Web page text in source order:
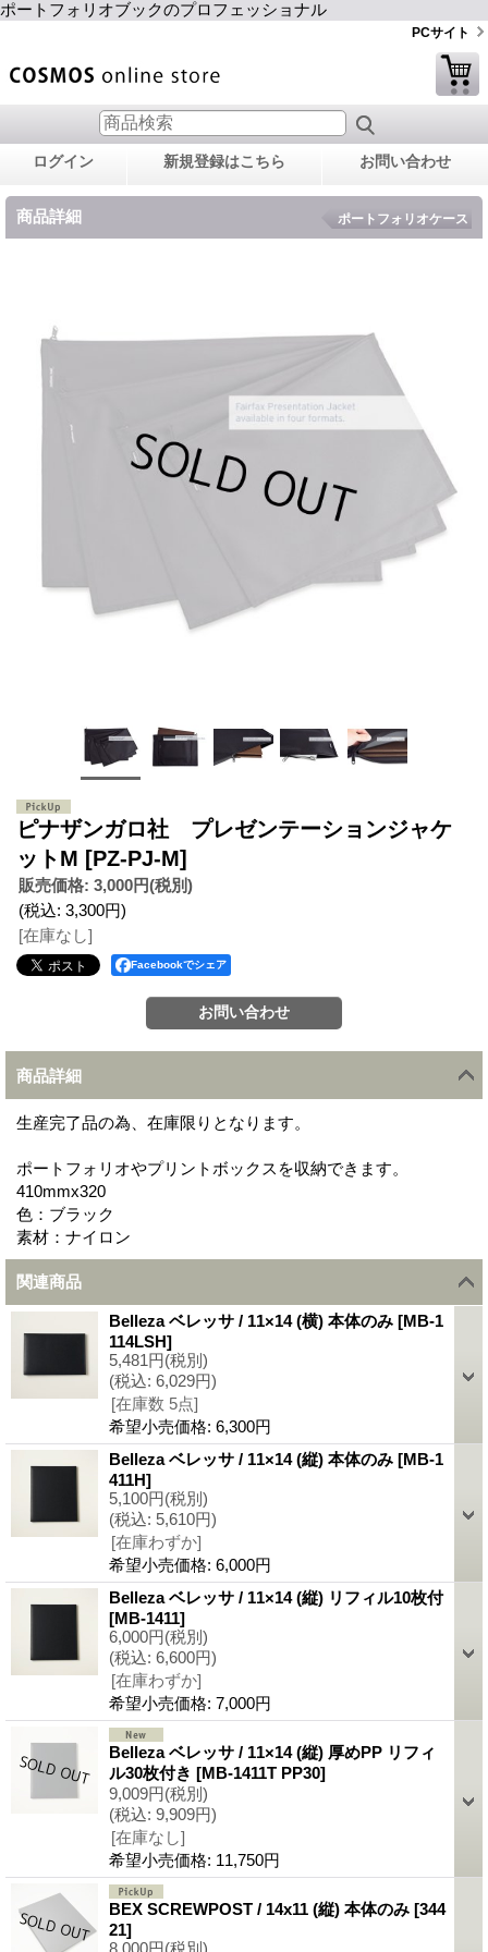
ポートフォリオブックのプロフェッショナル
PCサイト
ログイン 新規登録はこちら お問い合わせ
商品詳細 ポートフォリオケース
ピナザンガロ社 プレゼンテーションジャケ
ットM [PZ-PJ-M]
販売価格: 3,000円(税別)
(税込: 3,300円)
[在庫なし]
Facebookでシェア
商品詳細
生産完了品の為、在庫限りとなります。
ポートフォリオやプリントボックスを収納できます。
410mmx320
色：ブラック
素材：ナイロン
関連商品
Belleza ベレッサ / 11×14 (横) 本体のみ [MB-1
114LSH]
5,481円(税別)
(税込: 6,029円)
[在庫数 5点]
希望小売価格: 6,300円
Belleza ベレッサ / 11×14 (縦) 本体のみ [MB-1
411H]
5,100円(税別)
(税込: 5,610円)
[在庫わずか]
希望小売価格: 6,000円
Belleza ベレッサ / 11×14 (縦) リフィル10枚付
[MB-1411]
6,000円(税別)
(税込: 6,600円)
[在庫わずか]
希望小売価格: 7,000円
Belleza ベレッサ / 11×14 (縦) 厚めPP リフィ
ル30枚付き [MB-1411T PP30]
9,009円(税別)
(税込: 9,909円)
[在庫なし]
希望小売価格: 11,750円
BEX SCREWPOST / 14x11 (縦) 本体のみ [344
21]
8,000円(税別)